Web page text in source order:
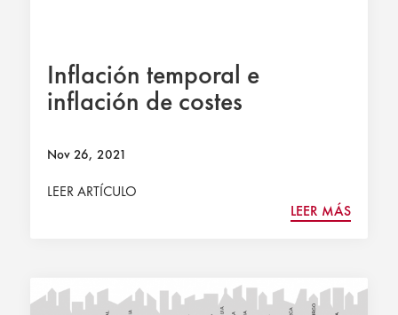
Inflación temporal e
inflación de costes
Nov 26, 2021
LEER ARTÍCULO
LEER MÁS